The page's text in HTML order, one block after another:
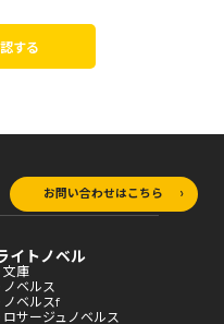
する
お問い合わせはこちら
イトノベル
文庫
ノベルス
ノベルスf
ロサージュノベルス